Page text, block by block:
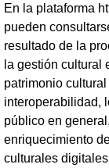
En la plataforma
pueden
resultado de la
la gestión cultural
patrimonio
interoperabilidad,
público en
enriquecimiento
culturales